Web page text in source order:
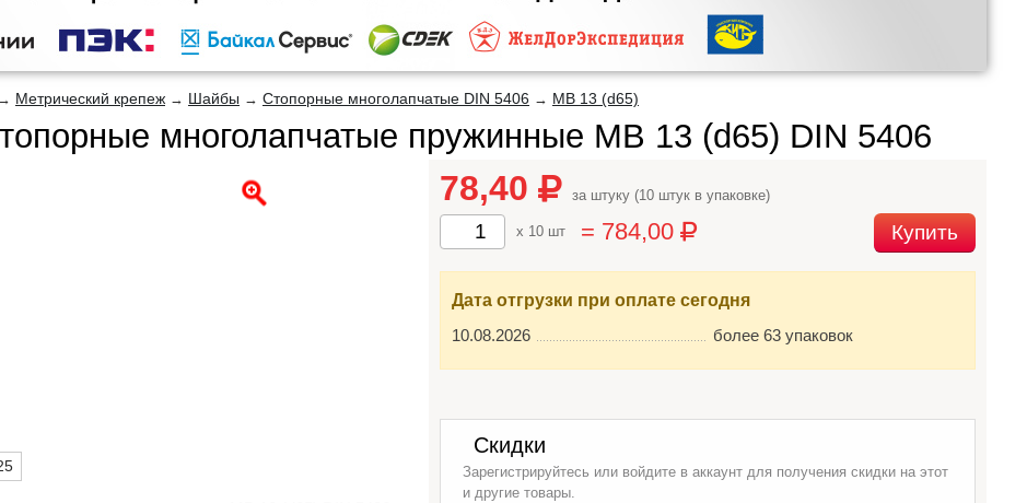
→ Метрический крепеж → Шайбы → Стопорные многолапчатые DIN 5406 → MB 13 (d65)
многолапчатые пружинные MB 13 (d65) DIN 5406
78,40 за штуку (10 штук в упаковке)
x 10 шт = 784,00 Купить
Дата отгрузки при оплате сегодня
10.08.2026
более 63 упаковок
Скидки
Зарегистрируйтесь или войдите в аккаунт для получения скидки на этот
и другие товары.